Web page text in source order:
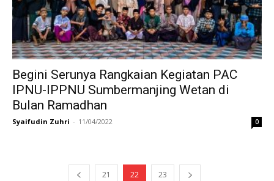
Begini Serunya Rangkaian Kegiatan PAC
IPNU-IPPNU Sumbermanjing Wetan di
Bulan Ramadhan
Syaifudin Zuhri - 11/04/2022 0
21 22 23